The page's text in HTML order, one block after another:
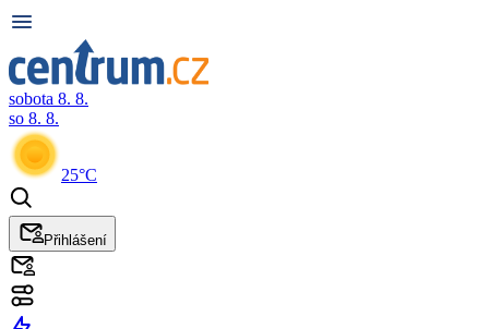
sobota 8. 8.
so 8. 8.
25°C
Přihlášení